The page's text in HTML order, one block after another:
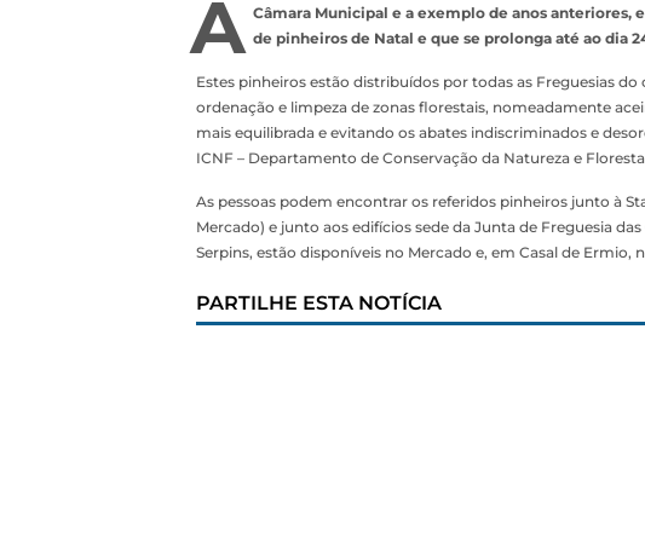
A Câmara Municipal e a exemplo de anos
de pinheiros de Natal e que se prolonga até ao dia
Estes pinheiros estão distribuídos por todas as Freguesias
ordenação e limpeza de zonas florestais, nomeadamente
mais equilibrada e evitando os abates indiscriminados e
ICNF – Departamento de Conservação da Natureza e
As pessoas podem encontrar os referidos pinheiros junto à
Mercado) e junto aos edifícios sede da Junta de Freguesia
Serpins, estão disponíveis no Mercado e, em Casal de Ermio,
PARTILHE ESTA NOTÍCIA